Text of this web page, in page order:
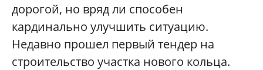
дорогой, но вряд ли способен
кардинально улучшить ситуацию.
Недавно прошел первый тендер на
строительство участка нового кольца.